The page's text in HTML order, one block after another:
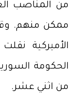
من المناصب
ممكن منهم.
الأميركية
الحكومة
من اثني عشر.